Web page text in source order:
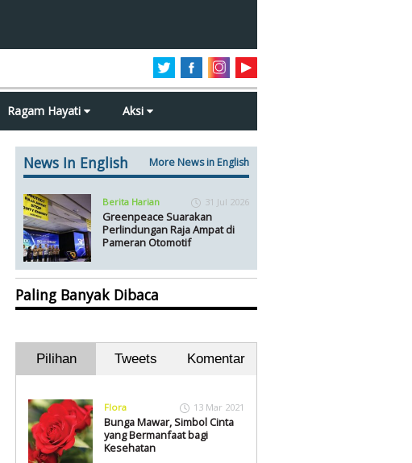
Ragam Hayati Aksi
News In English More News in English
Berita Harian 31 Jul 2026
Greenpeace Suarakan
Perlindungan Raja Ampat di
Pameran Otomotif
Paling Banyak Dibaca
Pilihan Tweets Komentar
Flora 13 Mar 2021
Bunga Mawar, Simbol Cinta
yang Bermanfaat bagi
Kesehatan